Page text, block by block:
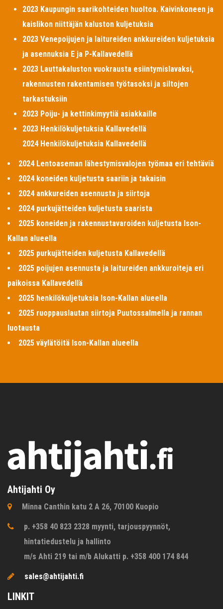
2023 Kaupungin saarikohteiden huoltoa. Kaivinkoneen ja
kaislikon niittäjän kaluston kuljetuksia
2023 Venepoijujen ja laitureiden ankkureiden kuljetuksia
ja asennuksia E ja P-Kallavedellä
2023 Lauttakaluston vuokrausta esiintymislavaksi,
rakennusten rakentamisen työtasoksi ja siltojen
tarkastuksiin
2023 Poiju- ja kettinkimyytiä asiakkaille
2023 Henkilökuljetuksia Kallavedellä
2024 Henkilökuljetuksia Kallavedellä
2024 Lentoaseman lähestymisvalojen työmaa eri tehtäviä
2024 koneiden kuljetusta saariin ja takaisin
2024 ankkureiden asennusta ja siirtoja
2024 purkujätteiden kuljetusta saarista
2025 koneiden ja rakennustavaroiden kuljetusta Ison-
Kallan alueella
2025 purkujätteiden kuljetusta Kallavedellä
2025 poijujen asennusta ja laitureiden ankkuroiteja eri
paikoissa Kallavedellä
2025 henkilökuljetuksia Ison-Kallan alueella
2025 ruoppauslautan siirtoja Puutossalmella ja rannan
luotausta
2025 väylätöitä Ison-Kallan alueella
Ahtijahti Oy
Minna Canthin katu 2 A 26, 70100 Kuopio
p. +358 40 823 2328 myynti, tarjouspyynnöt,
hintatiedustelu ja hallinto
m/s Ahti 219 tai m/b Alukatti p. +358 400 174 844
sales@ahtijahti.fi
LINKIT